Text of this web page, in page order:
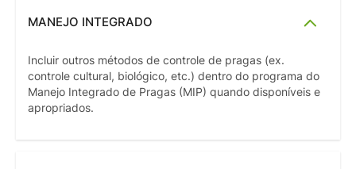
MANEJO INTEGRADO
Incluir outros métodos de controle de pragas (ex.
controle cultural, biológico, etc.) dentro do programa do
Manejo Integrado de Pragas (MIP) quando disponíveis e
apropriados.